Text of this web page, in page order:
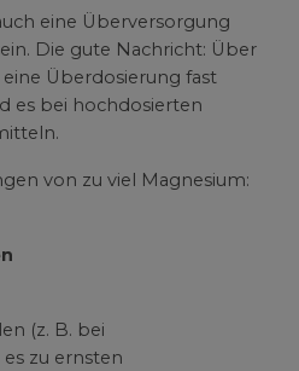
eine Überversorgung
Die gute Nachricht: Über
Überdosierung fast
es bei hochdosierten
von zu viel Magnesium:
(z. B. bei
zu ernsten